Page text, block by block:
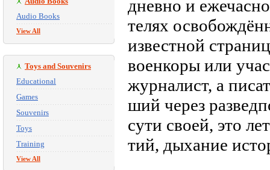
Audio Books
View All
Toys and Souvenirs
Educational
Games
Souvenirs
Toys
Training
View All
дневно и
телях
известной
военкоры или
журналист, а
ший через
сути своей, это
тий, дыхание